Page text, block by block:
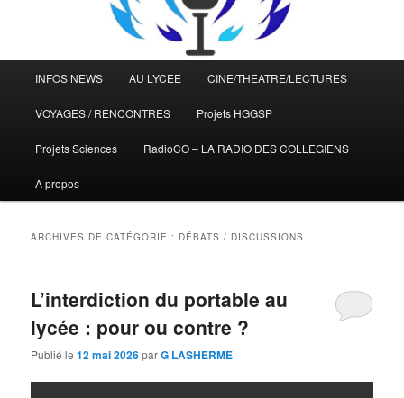
principal
INFOS NEWS AU LYCEE CINE/THEATRE/LECTURES
VOYAGES / RENCONTRES Projets HGGSP
Projets Sciences RadioCO – LA RADIO DES COLLEGIENS
A propos
ARCHIVES DE CATÉGORIE : DÉBATS / DISCUSSIONS
L’interdiction du portable au
lycée : pour ou contre ?
Publié le12 mai 2026parG LASHERME